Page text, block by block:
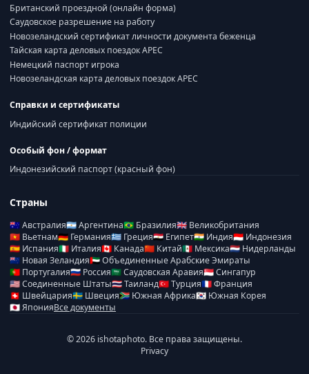
Британский проездной (онлайн форма)
Саудовское разрешение на работу
Новозеландский сертификат личности документа беженца
Тайская карта деловых поездок APEC
Немецкий паспорт игрока
Новозеландская карта деловых поездок APEC
Справки и сертификаты
Индийский сертификат полиции
Особый фон / формат
Индонезийский паспорт (красный фон)
Страны
🇦🇺Австралия🇦🇷Аргентина🇧🇷 Бразилия🇬🇧 Великобритания
🇻🇳 Вьетнам🇩🇪 Германия🇬🇷 Греция🇪🇬 Египет🇮🇳 Индия🇮🇩 Индонезия
🇪🇸 Испания🇮🇹 Италия🇨🇦 Канада🇨🇳 Китай🇲🇽 Мексика🇳🇱 Нидерланды
🇳🇿 Новая Зеландия🇦🇪Объединенные Арабские Эмираты
🇵🇹 Португалия🇷🇺 Россия🇸🇦Саудовская Аравия🇸🇬Сингапур
🇺🇸Соединенные Штаты🇹🇭Таиланд🇹🇷Турция🇫🇷Франция
🇨🇭 Швейцария🇸🇪 Швеция🇿🇦 Южная Африка🇰🇷 Южная Корея
🇯🇵ЯпонияВсе документы
© 2026 ishotaphoto. Все права защищены.
Privacy